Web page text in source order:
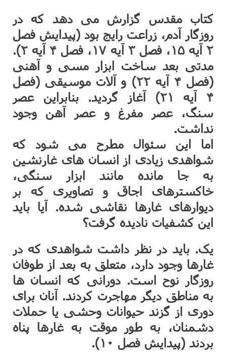
کتاب مقدس گزارش می دهد که در
روزگار آدم، زراعت رایج بود (پیدایش فصل
۲ آیه ۱۵، فصل ۳ آیه ۱۷، فصل ۴ آیه ۲).
مدتی بعد ساخت ابزار مسی و آهنی
(فصل ۴ آیه ۲۲) و آلات موسیقی (فصل
۴ آیه ۲۱) آغاز گردید. بنابراین عصر
سنگ، عصر مفرغ و عصر آهن وجود
نداشت.
اما این سئوال مطرح می شود که
شواهدی زیادی از انسان های غارنشین
به جا مانده مانند ابزار سنگی،
خاکسترهای اجاق و تصاویری که بر
دیوارهای غارها نقاشی شده. آیا باید
این کشفیات نادیده گرفت؟
یک. باید در نظر داشت شواهدی که در
غارها وجود دارد، متعلق به بعد از طوفان
روزگار نوح است. دورانی که انسان ها
به مناطق دیگر مهاجرت کردند. آنان برای
دوری از گزند حیوانات وحشی یا حملات
دشمنان، به طور موقت به غارها پناه
بردند (پیدایش فصل ۱۰).